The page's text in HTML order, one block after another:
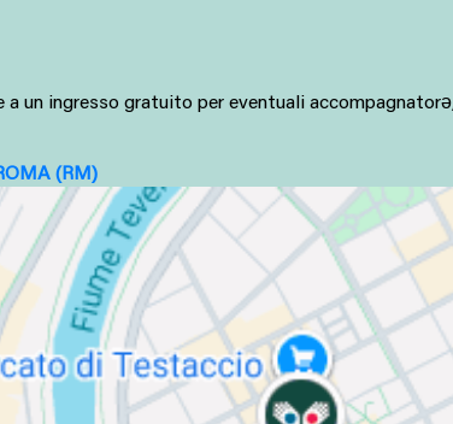
ingresso gratuito per eventuali
(RM)